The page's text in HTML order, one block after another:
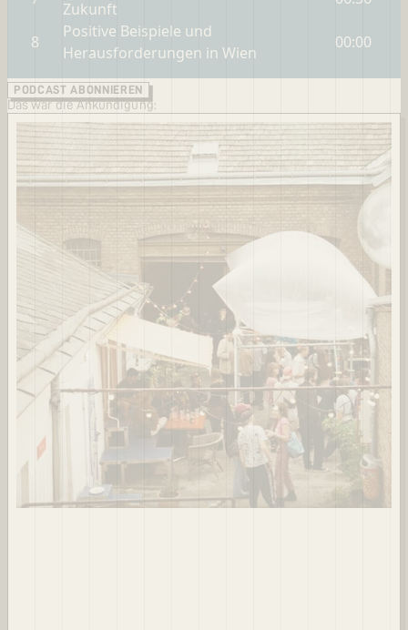
PODCAST ABONNIEREN
Das war die Ankündigung: